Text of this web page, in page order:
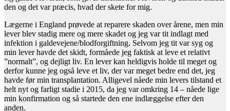
den og det var præcis, hvad der skete for mig.
Lægerne i England prøvede at reparere skaden over årene, men min
lever blev stadig mere og mere skadet og jeg var tit indlagt med
infektion i galdevejene/blodforgiftning. Selvom jeg tit var syg og
min lever havde det skidt, formåede jeg faktisk at leve et relativt
”normalt”, og dejligt liv. En lever kan heldigvis holde til meget og
derfor kunne jeg også leve et liv, der var meget bedre end det, jeg
havde før min transplantation. Alligevel nåede min levers tilstand et
helt nyt og farligt stadie i 2015, da jeg var omkring 14 – nåede lige
min konfirmation og så startede den ene indlæggelse efter den
anden.